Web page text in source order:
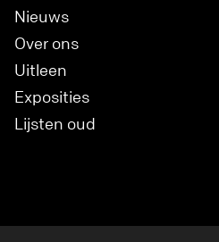
Nieuws
Over ons
Uitleen
Exposities
Lijsten oud